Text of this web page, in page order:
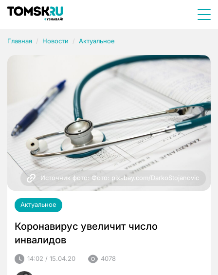
Главная Новости Актуальное
Источник фото: Фото: pixabay.com/DarkoStojanovic
Актуальное
Коронавирус увеличит число
инвалидов
14:02 / 15.04.20 4078